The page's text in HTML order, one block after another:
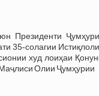
35-солагии
худ лоиҳаи
Олии Ҷумҳурии